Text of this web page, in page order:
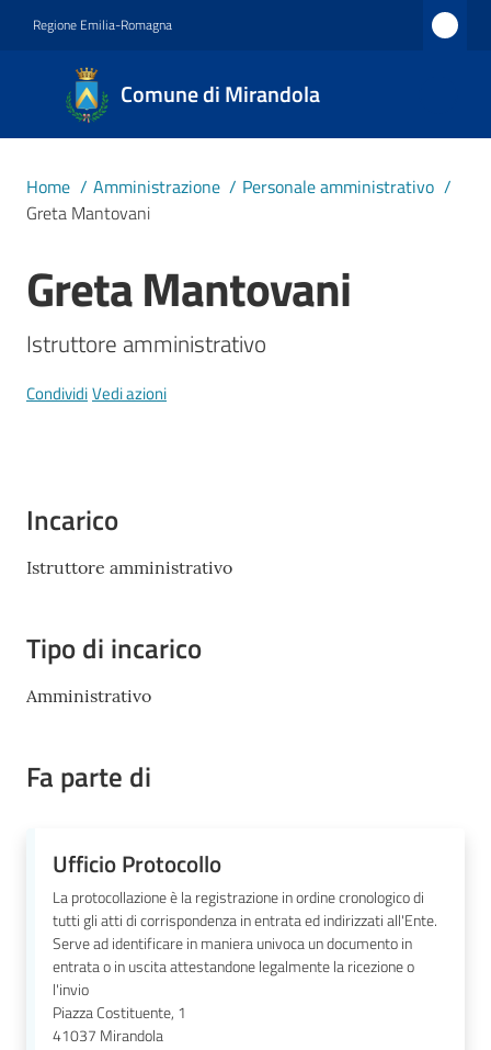
Regione Emilia-Romagna
Comune di Mirandola
Comune
di
Mirandola
1597
Amministrazione
Menu selezionato
Novità
Servizi
PNRR
C
s
Home / Amministrazione / Personale amministrativo /
Greta Mantovani
Salta al contenuto
Greta Mantovani
Istruttore amministrativo
CondividiVedi azioni
Incarico
Istruttore amministrativo
Tipo di incarico
Amministrativo
Fa parte di
Ufficio Protocollo
La protocollazione è la registrazione in ordine cronologico di
tutti gli atti di corrispondenza in entrata ed indirizzati all'Ente.
Serve ad identificare in maniera univoca un documento in
entrata o in uscita attestandone legalmente la ricezione o
l'invio
Piazza Costituente, 1
41037 Mirandola